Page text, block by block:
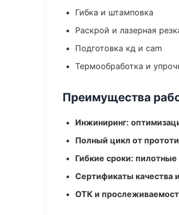
Гибка и штамповка
Раскрой и лазерная
Подготовка кд и cam
Термообработка и
Преимущества
Инжиниринг:
Полный цикл от
Гибкие сроки:
Сертификаты качества
ОТК и